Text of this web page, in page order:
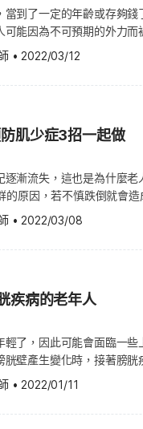
解第一作者 Guido
章的深度與聚焦方向。
科學家，尤其以其在細
性工作而廣為人知15。
Cell Death）的關
，揭示癌細胞如何藉由抑
Factor, AIF）蛋
活化免疫系統的細胞死亡
控的細胞死亡機制，例如
化中的角色進行了深入
一15。 在癌症研
制，以及免疫治療策略的
構想，並於多篇論文中進
無歧視的環境中積極參與
據 WHO 所提供的定義，
心
當到了一定的年齡或存夠
能因為不可預期的外力而
憂無慮，但那只是剛開始的
有情緒和心態的調整。心理
進入退休生活。溫馨提醒
感到空虛不已，也正因為
區活動、常常約朋友出去
理自己的情緒，多點體諒和
的生活，我們需要思考如
同時，也要顧及身邊人的
裡沒有退休，他們熱愛工
來說，這樣沒計畫地度過
宅在家追劇，也可以隨時
發展，然後坐在咖啡廳和朋
• 2022/03/12
肌少症3招一起做
逐漸流失，這也是為什麼老
原因，若不慎跌倒就會
大量減少後，可能會造成
來，因為經常久坐的生活習
症的原因、預防及居家的
量，另外，世界骨質疏鬆
始下降，到了60~70歲時，
東西的感覺
得不想運動等；若想確認
在辦公室坐著工作，
• 2022/03/08
疾病的老年人
了，因此可能會面臨一
壁產生變化時，接著膀胱
，協助他們不僅可以減輕他
如何陪伴家中患有膀胱疾
師 首先，陪家中患有相關
• 2022/01/11